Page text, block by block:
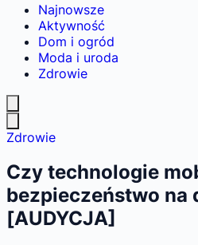
Najnowsze
Aktywność
Dom i ogród
Moda i uroda
Zdrowie
Zdrowie
Czy technologie
bezpieczeństwo na
[AUDYCJA]